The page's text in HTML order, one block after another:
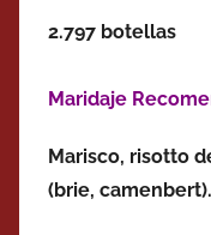
2.797 botellas
Maridaje
Marisco, risotto
(brie, camenbert).